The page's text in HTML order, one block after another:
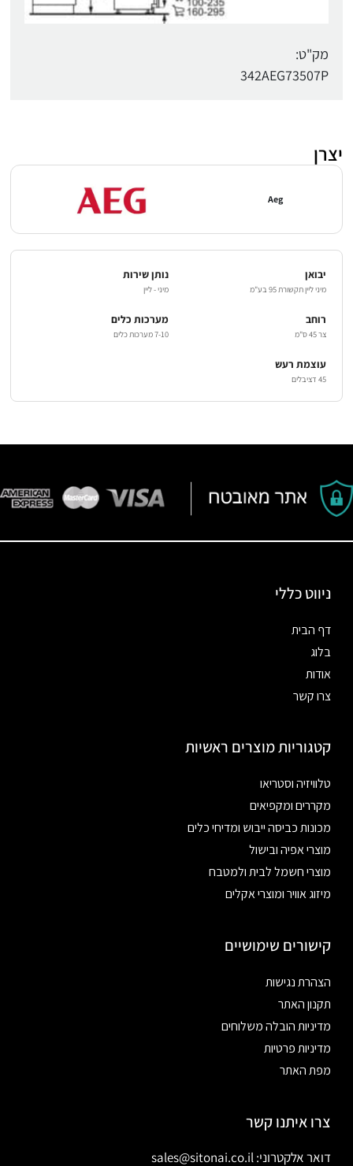
מק"ט:
342AEG73507P
יצרן
Aeg
יבואן
מיני ליין תקשורת 95 בע"מ
נותן שירות
מיני - ליין
רוחב
צר 45 ס"מ
מערכות כלים
7-10 מערכות כלים
עוצמת רעש
45 דציבלים
ניווט כללי
דף הבית
בלוג
אודות
צרו קשר
קטגוריות מוצרים ראשיות
טלוויזיה וסטריאו
מקררים ומקפיאים
מכונות כביסה ייבוש ומדיחי כלים
מוצרי אפיה ובישול
מוצרי חשמל לבית ולמטבח
מיזוג אוויר ומוצרי אקלים
קישורים שימושיים
הצהרת נגישות
תקנון האתר
מדיניות הובלה משלוחים
מדיניות פרטיות
מפת האתר
צרו איתנו קשר
דואר אלקטרוני: sales@sitonai.co.il